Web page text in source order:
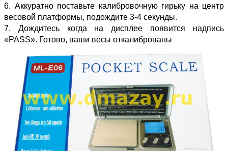
6. Аккуратно поставьте калибровочную гирьку на центр
весовой платформы, подождите 3-4 секунды.
7. Дождитесь когда на дисплее появится надпись
«PASS». Готово, ваши весы откалиброваны